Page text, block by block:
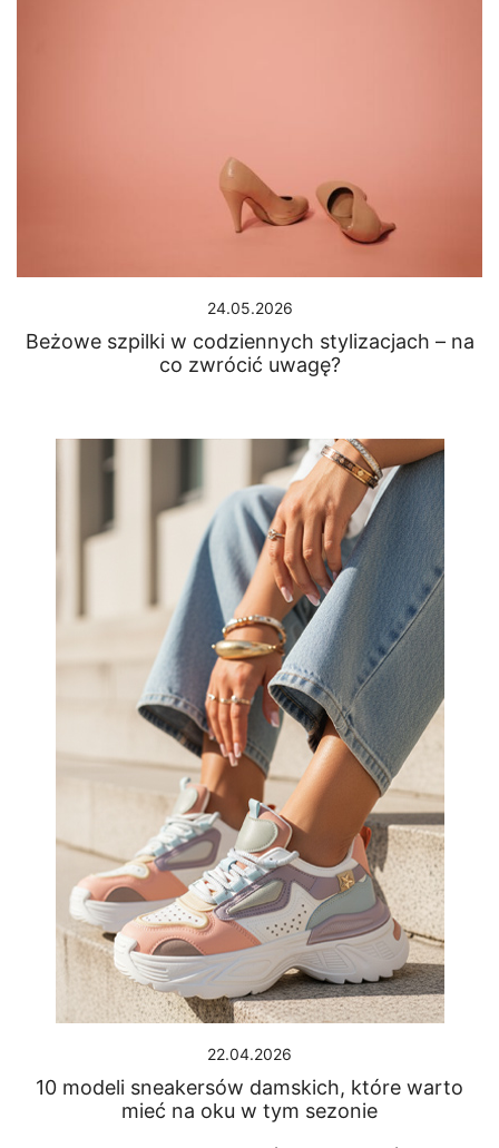
24.05.2026
Beżowe szpilki w codziennych stylizacjach – na
co zwrócić uwagę?
22.04.2026
10 modeli sneakersów damskich, które warto
mieć na oku w tym sezonie